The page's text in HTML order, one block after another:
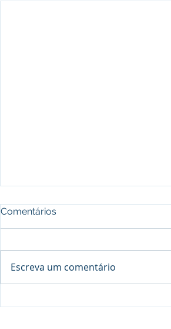
Comentários
Escreva um comentário